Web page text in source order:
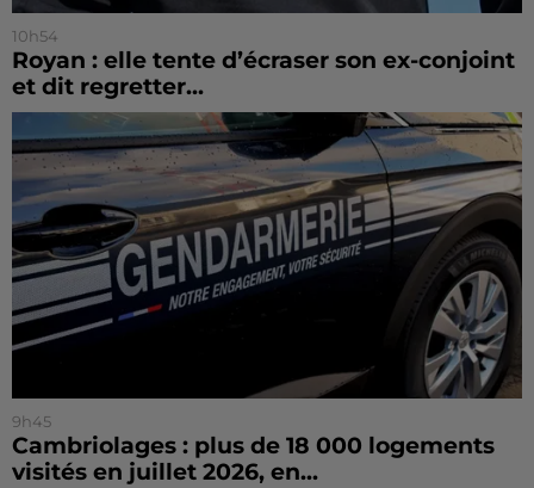
10h54
Royan : elle tente d’écraser son ex-conjoint
et dit regretter...
9h45
Cambriolages : plus de 18 000 logements
visités en juillet 2026, en...